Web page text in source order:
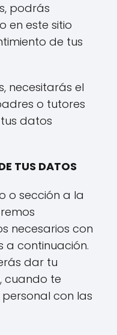
podrás
en este sitio
de tus
necesitarás el
o tutores
datos
TUS DATOS
o sección a la
necesarios con
a continuación.
dar tu
cuando te
con las